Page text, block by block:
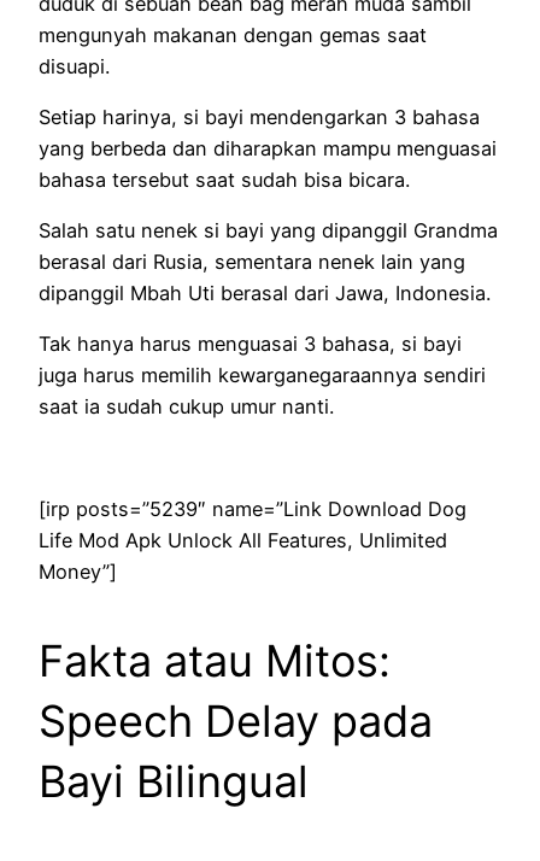
mengunyah makanan dengan gemas saat
disuapi.
Setiap harinya, si bayi mendengarkan 3 bahasa
yang berbeda dan diharapkan mampu menguasai
bahasa tersebut saat sudah bisa bicara.
Salah satu nenek si bayi yang dipanggil Grandma
berasal dari Rusia, sementara nenek lain yang
dipanggil Mbah Uti berasal dari Jawa, Indonesia.
Tak hanya harus menguasai 3 bahasa, si bayi
juga harus memilih kewarganegaraannya sendiri
saat ia sudah cukup umur nanti.
[irp posts=”5239″ name=”Link Download Dog
Life Mod Apk Unlock All Features, Unlimited
Money”]
Fakta atau Mitos:
Speech Delay pada
Bayi Bilingual